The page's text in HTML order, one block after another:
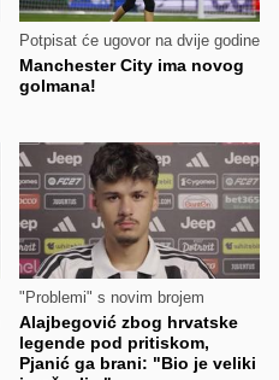
Potpisat će ugovor na dvije godine
Manchester City ima novog
golmana!
"Problemi" s novim brojem
Alajbegović zbog hrvatske
legende pod pritiskom,
Pjanić ga brani: "Bio je veliki